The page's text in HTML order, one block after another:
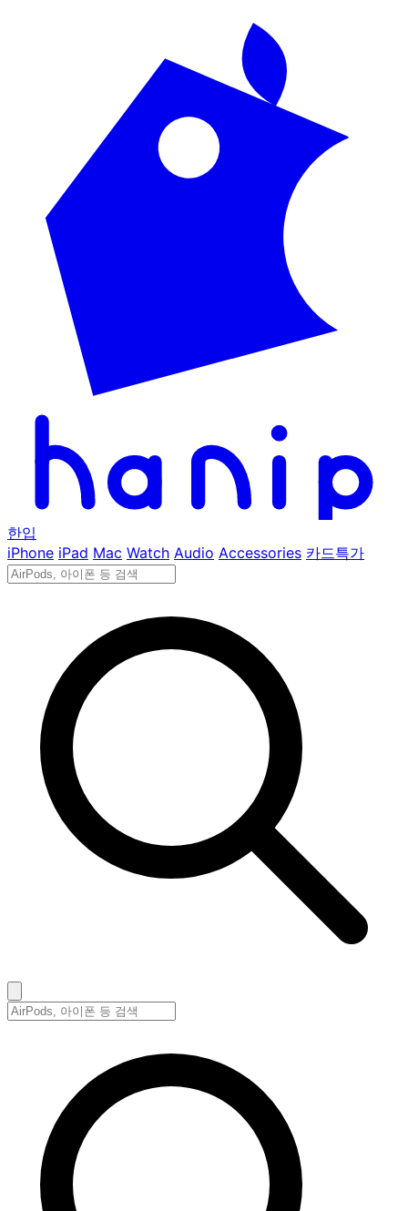
한입
iPhone iPad Mac Watch Audio Accessories 카드특가